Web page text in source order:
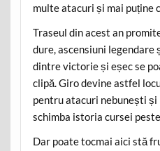
multe atacuri și mai puține
Traseul din acest an
dure, ascensiuni legendare
dintre victorie și eșec se
clipă. Giro devine astfel
pentru atacuri nebunești
schimba istoria cursei
Dar poate tocmai aici stă